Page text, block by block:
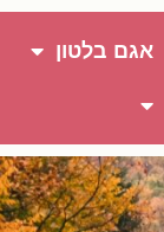
אגם בלטון